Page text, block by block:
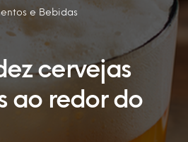
e Bebidas
cervejas
ao redor do